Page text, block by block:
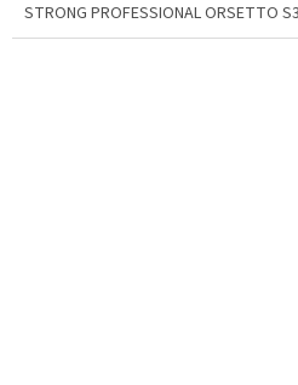
STRONG PROFESSIONAL ORSETTO